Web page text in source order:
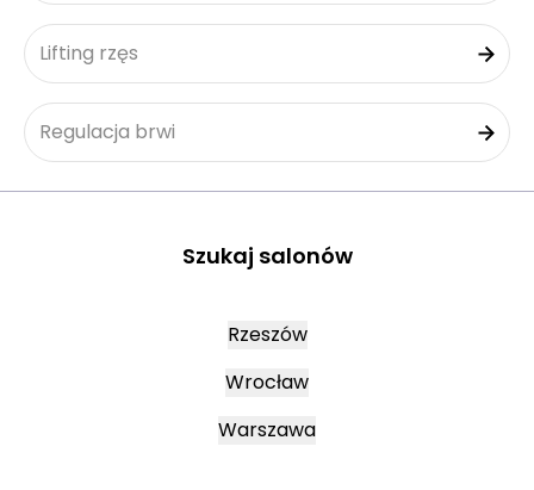
Lifting rzęs
Regulacja brwi
Szukaj salonów
Rzeszów
Wrocław
Warszawa